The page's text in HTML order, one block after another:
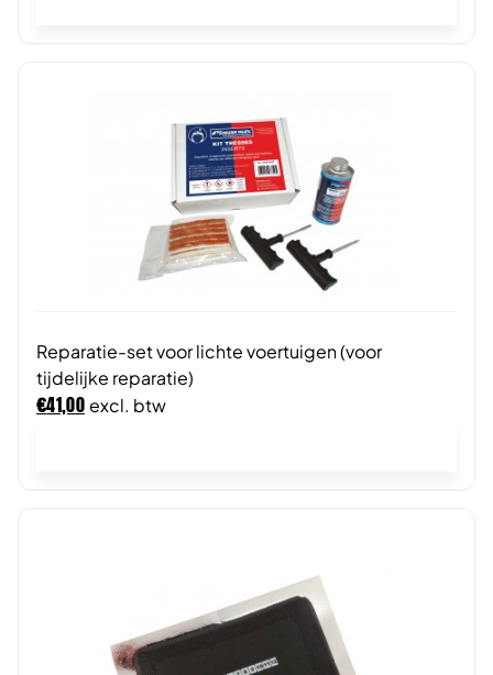
Reparatie-set voor lichte voertuigen (voor
tijdelijke reparatie)
€41,00 excl. btw